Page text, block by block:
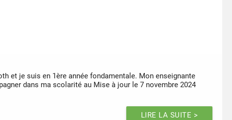
et je suis en 1ère année fondamentale. Mon enseignante
dans ma scolarité au Mise à jour le 7 novembre 2024
LIRE LA SUITE >